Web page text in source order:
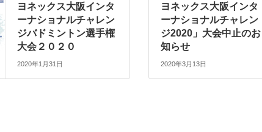
ヨネックス大阪インタ
ーナショナルチャレン
ジバドミントン選手権
大会２０２０
2020年1月31日
ヨネックス大阪インタ
ーナショナルチャレン
ジ2020」大会中止のお
知らせ
2020年3月13日